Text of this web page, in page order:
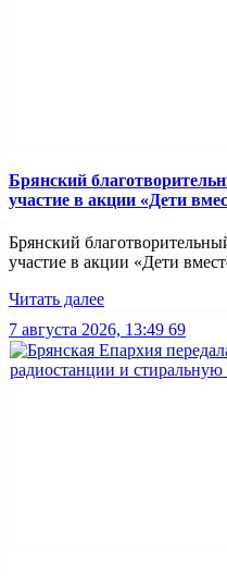
Брянский
участие в акции «Дети
Брянский
участие в акции «Дети
Читать далее
7 августа 2026, 13:49 69